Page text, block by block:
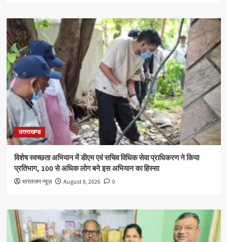
उत्तराखण्ड
विशेष स्वच्छता अभियान में डीएम एवं सचिव विधिक सेवा प्राधिकरण ने किया
प्रतिभाग, 100 से अधिक लोग बने इस अभियान का हिस्सा
भारतजन न्यूज़ August 8, 2026 0